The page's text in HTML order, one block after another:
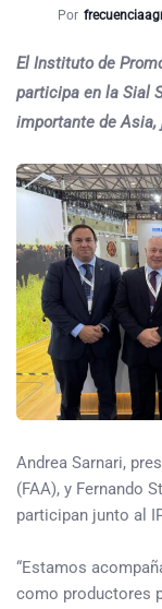
Por
El Instituto de
participa en la Sial
importante de Asia,
Andrea Sarnari,
(FAA), y Fernando
participan junto al
“Estamos
como productores